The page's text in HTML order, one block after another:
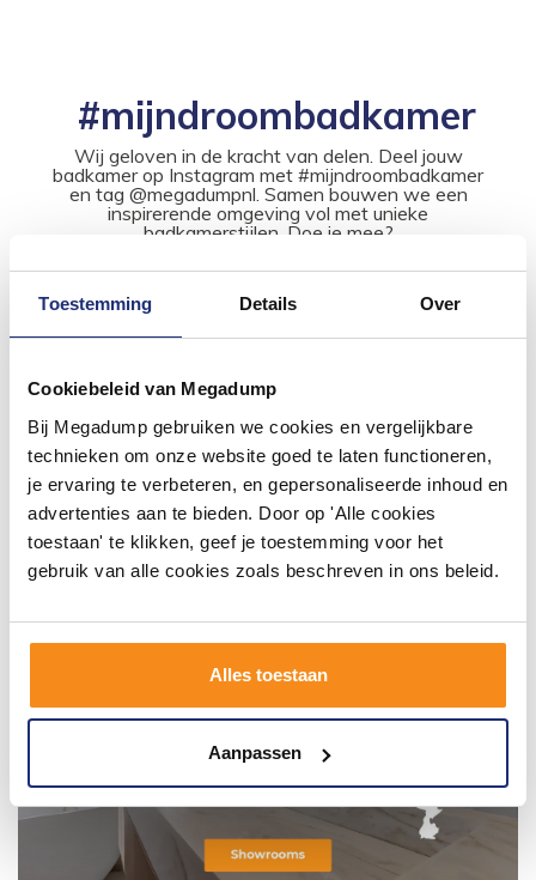
Toestemming Details Over
Cookiebeleid van Megadump
Bij Megadump gebruiken we cookies en vergelijkbare
technieken om onze website goed te laten functioneren,
je ervaring te verbeteren, en gepersonaliseerde inhoud en
advertenties aan te bieden. Door op 'Alle cookies
toestaan' te klikken, geef je toestemming voor het
gebruik van alle cookies zoals beschreven in ons beleid.
Alles toestaan
Aanpassen
#mijndroombadkamer
Wij geloven in de kracht van delen. Deel jouw
badkamer op Instagram met #mijndroombadkamer
en tag @megadumpnl. Samen bouwen we een
inspirerende omgeving vol met unieke
badkamerstijlen. Doe je mee?